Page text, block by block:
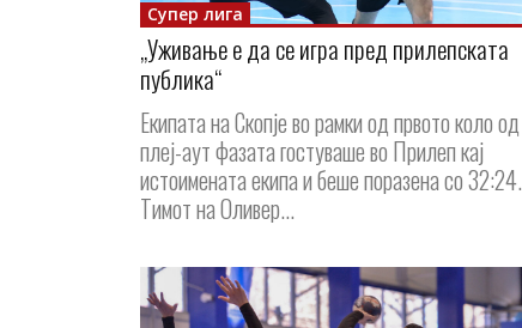
Супер лига
„Уживање е да се игра пред прилепската
публика“
Екипата на Скопје во рамки од првото коло од
плеј-аут фазата гостуваше во Прилеп кај
истоимената екипа и беше поразена со 32:24.
Тимот на Оливер...